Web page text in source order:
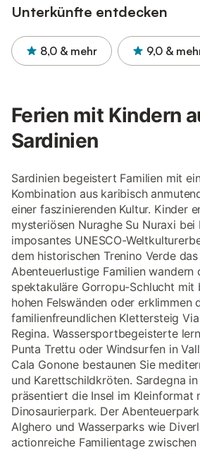
Unterkünfte entdecken
8,0 & mehr 9,0 &
Ferien mit Kindern
Sardinien
Sardinien begeistert Familien mit
Kombination aus karibisch
einer faszinierenden Kultur. Kinder
mysteriösen Nuraghe Su Nuraxi bei
imposantes UNESCO-
dem historischen Trenino Verde
Abenteuerlustige Familien wandern
spektakuläre Gorropu-Schlucht mit
hohen Felswänden oder erklimmen
familienfreundlichen Klettersteig
Regina. Wassersportbegeisterte
Punta Trettu oder Windsurfen in
Cala Gonone bestaunen Sie
und Karettschildkröten. Sardegna
präsentiert die Insel im Kleinformat
Dinosaurierpark. Der
Alghero und Wasserparks wie
actionreiche Familientage